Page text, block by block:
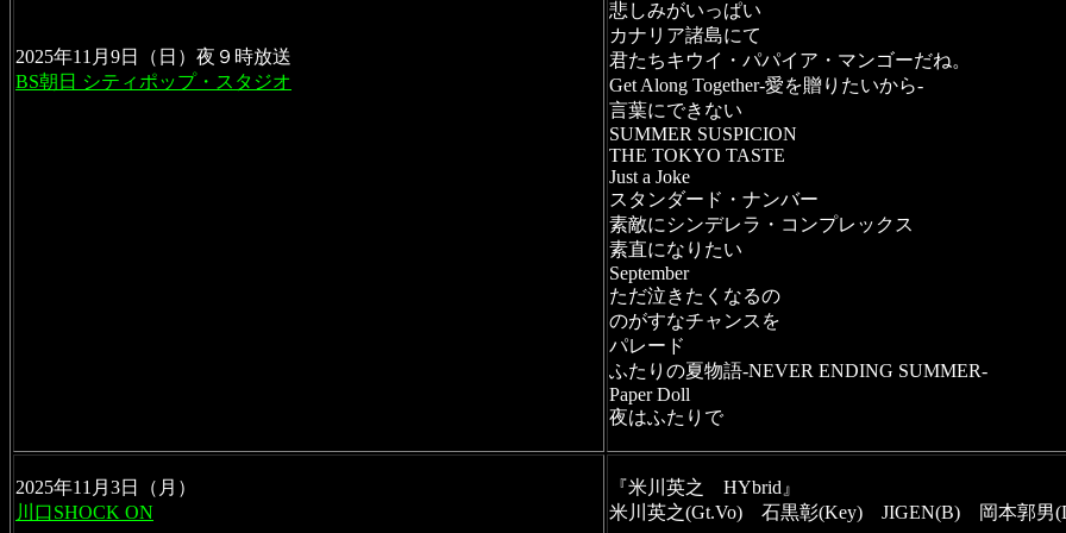
2025年11月9日（日）夜９時放送
BS朝日 シティポップ・スタジオ
悲しみがいっぱい
カナリア諸島にて
君たちキウイ・パパイア・マンゴーだね。
Get Along Together-愛を贈りたいから-
言葉にできない
SUMMER SUSPICION
THE TOKYO TASTE
Just a Joke
スタンダード・ナンバー
素敵にシンデレラ・コンプレックス
素直になりたい
September
ただ泣きたくなるの
のがすなチャンスを
パレード
ふたりの夏物語-NEVER ENDING SUMMER-
Paper Doll
夜はふたりで
川口SHOCK ON
『米川英之　HYbrid』
米川英之(Gt.Vo)　石黒彰(Key)　JIGEN(B)　岡本郭男